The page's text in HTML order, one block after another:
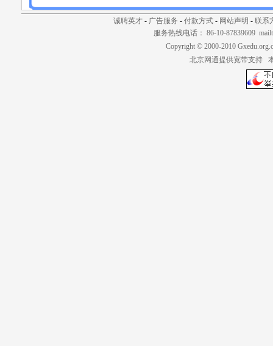
诚聘英才- 广告服务 - 付款方式- 网站声明 - 联系
服务热线电话： 86-10-87839609
Copyright © 2000-2010
北京网通提供宽带支持